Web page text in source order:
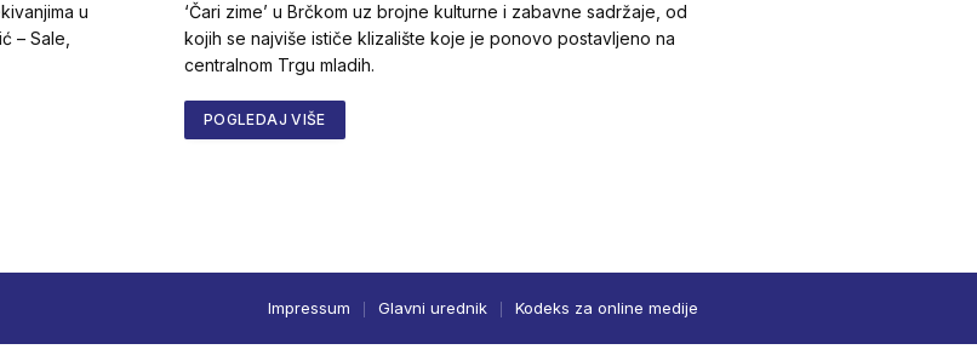
u
– Sale,
‘Čari zime’ u Brčkom uz brojne kulturne i zabavne sadržaje, od
kojih se najviše ističe klizalište koje je ponovo postavljeno na
centralnom Trgu mladih.
POGLEDAJ VIŠE
Impressum Glavni urednik Kodeks za online medije